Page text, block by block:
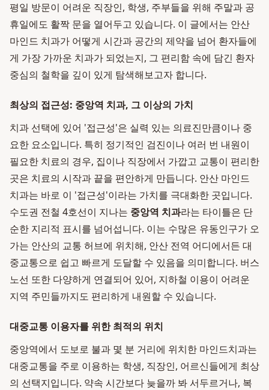
평일 방문이 어려운 직장인, 학생, 주부들을 위해 주말과 공
휴일에도 활짝 문을 열어두고 있습니다. 이 글에서는 안산
마인드 치과가 어떻게 시간과 공간의 제약을 넘어 환자들에
게 가장 가까운 치과가 되었는지, 그 편리함 속에 담긴 환자
중심의 철학을 깊이 있게 탐색해보고자 합니다.
최상의 접근성: 중앙역 치과, 그 이상의 가치
치과 선택에 있어 '접근성'은 실력 있는 의료진만큼이나 중
요한 요소입니다. 특히 정기적인 검진이나 여러 번 내원이
필요한 치료의 경우, 집이나 직장에서 가깝고 교통이 편리한
곳은 치료의 시작과 끝을 편안하게 만듭니다. 안산 마인드
치과는 바로 이 '접근성'이라는 가치를 극대화한 곳입니다.
수도권 전철 4호선이 지나는 중앙역 치과라는 타이틀은 단
순한 지리적 표시를 넘어섭니다. 이는 수많은 유동인구가 오
가는 안산의 교통 허브에 위치해, 안산 전역 어디에서든 대
중교통으로 쉽고 빠르게 도달할 수 있음을 의미합니다. 버스
노선 또한 다양하게 연결되어 있어, 지하철 이용이 어려운
지역 주민들까지도 편리하게 내원할 수 있습니다.
대중교통 이용자를 위한 최적의 위치
중앙역에서 도보로 불과 몇 분 거리에 위치한 마인드치과는
대중교통을 주로 이용하는 학생, 직장인, 어르신들에게 최상
의 선택지입니다. 약속 시간보다 늦을까 봐 서두르거나, 복